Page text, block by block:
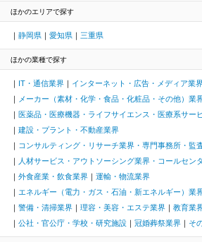
ほかのエリアで探す
静岡県 愛知県 三重県
ほかの業種で探す
IT・通信業界
インターネット・広告・メディア業
メーカー（素材・化学・食品・化粧品・その他）業
医薬品・医療機器・ライフサイエンス・医療系サー
建設・プラント・不動産業界
コンサルティング・リサーチ業界・専門事務所・監
人材サービス・アウトソーシング業界・コールセン
外食産業・飲食業界
運輸・物流業界
エネルギー（電力・ガス・石油・新エネルギー）業
警備・清掃業界
理容・美容・エステ業界 教育業
公社・官公庁・学校・研究施設
冠婚葬祭業界 そ